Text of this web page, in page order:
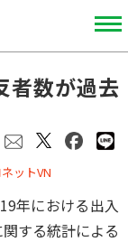
者数が過去
ットVN
年における出入
する統計による